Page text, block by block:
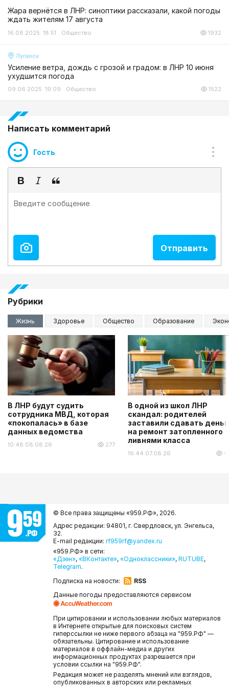
Жара вернётся в ЛНР: синоптики рассказали, какой погоды
ждать жителям 17 августа
16.08.2025 18:51 Общество 1932
Луганск
Усиление ветра, дождь с грозой и градом: в ЛНР 10 июня
ухудшится погода
09.06.2025 19:09 Общество 1522
Написать комментарий
Гость
Рубрики
Жизнь Здоровье Общество Образование
В ЛНР будут судить
сотрудника МВД, которая
«покопалась» в базе
данных ведомства
10:48 08.08.26 277
В одной из школ ЛНР
скандал: родителей
заставили сдавать
на ремонт затопленного
ливнями класса
16:44 07.08.26
© Все права защищены «959.РФ», 2026.
Адрес редакции: 94801, г. Свердловск, ул. Энгельса,
32.
E-mail редакции: rf959rf@yandex.ru
«959.РФ» в сети:
«Дзен», «ВКонтакте», «Одноклассники», RUTUBE,
Telegram.
Подписка на новости:
RSS
Данные погоды предоставляются сервисом
При цитировании и использовании любых материалов
в Интернете открытые для поисковых систем
гиперссылки не ниже первого абзаца на "959.РФ" —
обязательны. Цитирование и использование
материалов в оффлайн-медиа и других
информационных продуктах разрешается при
условии ссылки на "959.РФ".
Редакция может не разделять мнений или взглядов,
опубликованных в авторских или рекламных